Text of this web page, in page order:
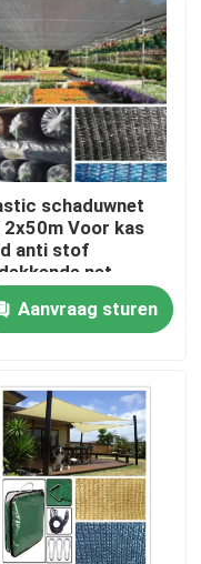
schaduwnet
2x50m Voor kas
anti stof
net
Aanvraag sturen